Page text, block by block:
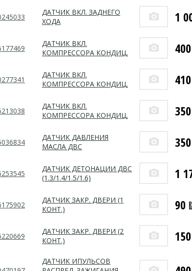
ДАТЧИК ВКЛ. ЗАДНЕГО
ХОДА
1
ДАТЧИК ВКЛ.
КОМПРЕССОРА КОНДИЦ.
400
ДАТЧИК ВКЛ.
КОМПРЕССОРА КОНДИЦ.
410
ДАТЧИК ВКЛ.
КОМПРЕССОРА КОНДИЦ.
350
ДАТЧИК ДАВЛЕНИЯ
МАСЛА ДВС
350
ДАТЧИК ДЕТОНАЦИИ ДВС
(1.3/1.4/1.5/1.6)
1
ДАТЧИК ЗАКР. ДВЕРИ (1
КОНТ.)
90
ДАТЧИК ЗАКР. ДВЕРИ (2
КОНТ.)
150
ДАТЧИК ИПУЛЬСОВ